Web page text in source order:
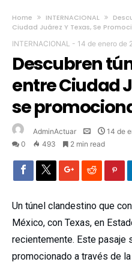
Home INTERNACIONAL
Ciudad Juárez Y Texas, Se
INTERNACIONAL - 14 de enero de
Descubren
entre Ciudad
se
AdminActuar
14 de
0
493 2 min read
Un túnel clandestino que
México, con Texas, en
recientemente. Este pasaje
promocionado a través de